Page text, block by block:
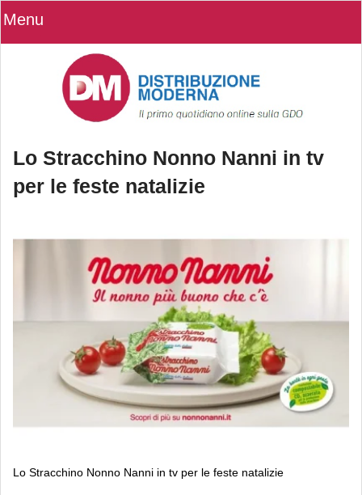
Menu
Lo Stracchino Nonno Nanni in tv
per le feste natalizie
Lo Stracchino Nonno Nanni in tv per le feste natalizie